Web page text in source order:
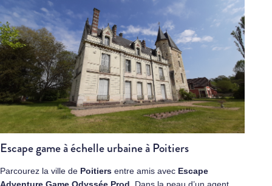
Escape game à échelle urbaine à Poitiers
Parcourez la ville de Poitiers entre amis avec Escape
Adventure Game Odyssée Prod . Dans la peau d’un agent,